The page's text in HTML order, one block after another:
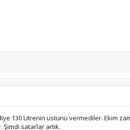
130 Litrenin üstünü vermediler. Ekim
Şimdi satarlar artık.